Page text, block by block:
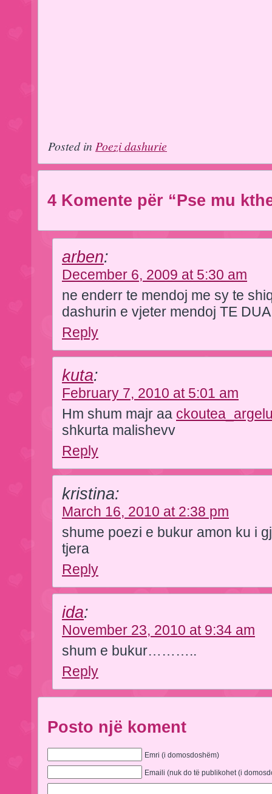
Posted in Poezi dashurie
4 Komente për “Pse mu
arben:
December 6, 2009 at 5:30 am
ne enderr te mendoj me sy te
dashurin e vjeter mendoj TE
Reply
kuta:
February 7, 2010 at 5:01 am
Hm shum majr aa
shkurta malishevv
Reply
kristina:
March 16, 2010 at 2:38 pm
shume poezi e bukur amon ku i
tjera
Reply
ida:
November 23, 2010 at 9:34 am
shum e bukur………..
Reply
Posto një koment
Emri (i domosdoshëm)
Emaili (nuk do të publikohet (i